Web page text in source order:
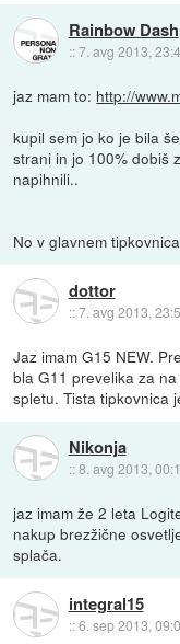
Rainbow Dash
::7. avg 2013,
jaz mam to: http://
kupil sem jo ko je bila
strani in jo 100% dobiš
napihnili..
No v glavnem
dottor
::7. avg 2013,
Jaz imam G15 NEW.
bla G11 prevelika za
spletu. Tista tipkovnica
Nikonja
::8. avg 2013,
jaz imam že 2 leta
nakup brezžične
splača.
integral15
::6. sep 2013,